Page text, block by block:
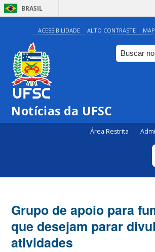
BRASIL
ACESSIBILIDADE ALTO CONTRASTE
Notícias da UFSC
Área Restrita
Grupo de apoio para
que desejam parar
atividades